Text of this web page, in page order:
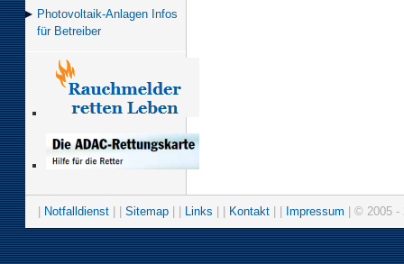
Photovoltaik-Anlagen Infos
für Betreiber
Notfalldienst Sitemap Links Kontakt Impressum | © 2005 -